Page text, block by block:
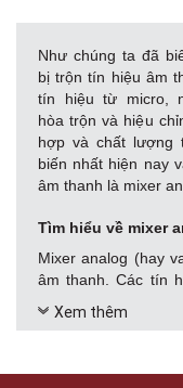
Như chúng ta đã
bị trộn tín hiệu âm
tín hiệu từ micro,
hòa trộn và hiệu
hợp và chất lượng
biến nhất hiện nay
âm thanh là mixer
Tìm hiểu về mixer
Mixer analog (hay
âm thanh. Các tín
dưới dạng tín hiệu
được gọi là mixer
analog là chúng
Xem thêm